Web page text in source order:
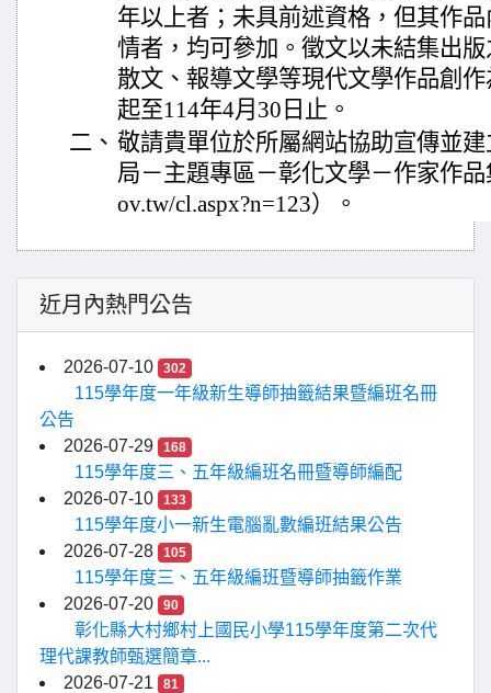
年以上者；未具前述資格，但其作
情者，均可參加。徵文以未結集出
散文、報導文學等現代文學作品創
起至114年4月30日止。
二、 敬請貴單位於所屬網站協助宣傳並
局－主題專區－彰化文學－作家作品
ov.tw/cl.aspx?n=123）。
近月內熱門公告
2026-07-10 302
115學年度一年級新生導師抽籤結果暨編班名冊
公告
2026-07-29
168
115學年度三、五年級編班名冊暨導師編配
2026-07-10
133
115學年度小一新生電腦亂數編班結果公告
2026-07-28
105
115學年度三、五年級編班暨導師抽籤作業
2026-07-20
90
彰化縣大村鄉村上國民小學115學年度第二次代
理代課教師甄選簡章...
2026-07-21
81